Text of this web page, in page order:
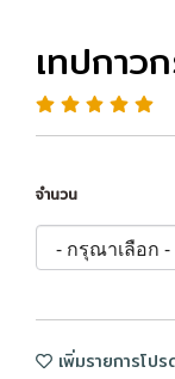
เทปกาว
จำนวน
เพิ่มรายการโปร